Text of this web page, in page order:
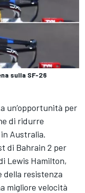
sulla SF-26
un’opportunità per
di ridurre
Australia.
di Bahrain 2 per
Lewis Hamilton,
della resistenza
migliore velocità